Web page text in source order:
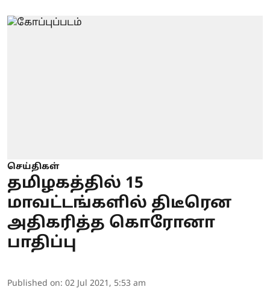
செய்திகள்
தமிழகத்தில் 15
மாவட்டங்களில் திடீரென
அதிகரித்த கொரோனா
பாதிப்பு
Published on: 02 Jul 2021, 5:53 am